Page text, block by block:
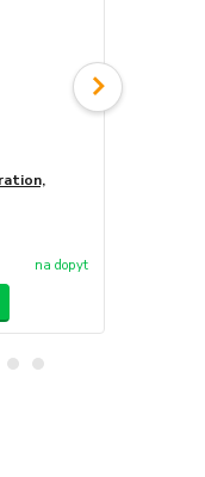
na dopyt